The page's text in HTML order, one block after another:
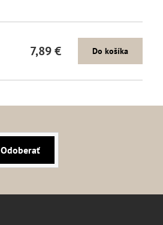
7,89 € Do košíka
Odoberať